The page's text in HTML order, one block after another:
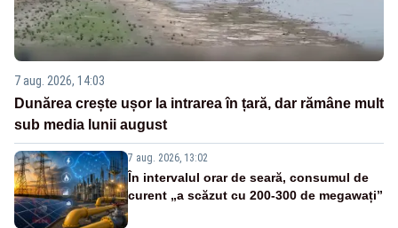
7 aug. 2026, 14:03
Dunărea crește ușor la intrarea în țară, dar rămâne mult
sub media lunii august
7 aug. 2026, 13:02
În intervalul orar de seară, consumul de
curent „a scăzut cu 200-300 de megawați”